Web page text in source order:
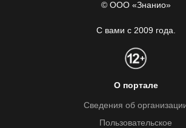
© ООО «Знанио»
С вами с 2009 года.
О портале
Сведения об
Пользовательское